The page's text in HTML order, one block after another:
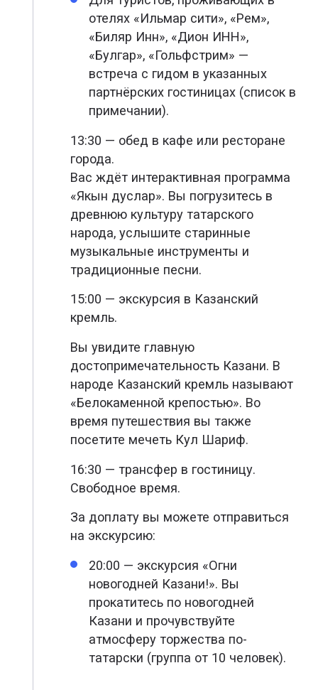
отелях «Ильмар сити», «Рем»,
«Биляр Инн», «Дион ИНН»,
«Булгар», «Гольфстрим» —
встреча с гидом в указанных
партнёрских гостиницах (список в
примечании).
13:30 — обед в кафе или ресторане
города.
Вас ждёт интерактивная программа
«Якын дуслар». Вы погрузитесь в
древнюю культуру татарского
народа, услышите старинные
музыкальные инструменты и
традиционные песни.
15:00 — экскурсия в Казанский
кремль.
Вы увидите главную
достопримечательность Казани. В
народе Казанский кремль называют
«Белокаменной крепостью». Во
время путешествия вы также
посетите мечеть Кул Шариф.
16:30 — трансфер в гостиницу.
Свободное время.
За доплату вы можете отправиться
на экскурсию:
20:00 — экскурсия «Огни
новогодней Казани!». Вы
прокатитесь по новогодней
Казани и прочувствуйте
атмосферу торжества по-
татарски (группа от 10 человек).